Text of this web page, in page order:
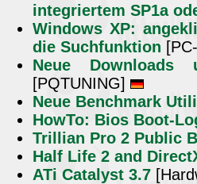
integriertem SP1a
Windows XP:
die Suchfunktion
Neue
[PQTUNING]
Neue Benchmark
HowTo: Bios Boot-
Trillian Pro 2 Public
Half Life 2 and
ATi Catalyst 3.7